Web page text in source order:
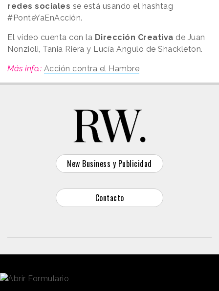
redes sociales se está usando el hashtag
#PonteYaEnAcción.
El vídeo cuenta con la Dirección Creativa de Juan
Nonzioli, Tania Riera y Lucía Angulo de Shackleton.
Más info.: Acción contra el Hambre
New Business y Publicidad
Contacto
Dirección: Calle Antonio Pirala 29. Madrid, 28017